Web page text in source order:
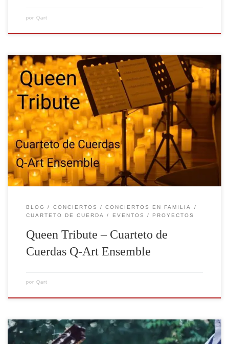
por Qart
Queen como nunca lo habías escuchado El Cuarteto de
Cuerdas Q-Art Ensemble transforma algunos de los
grandes éxitos de Queen en una experiencia diferente:
arreglos musicales que llevan al terreno clásico
canciones como Bohemian Raphsody, Another One Bites
The Dust o We Are The Champions. Cuatro músicas con
formación clásica […]
BLOG CONCIERTOS
CONCIERTOS EN FAMILIA
CUARTETO DE CUERDA
EVENTOS PROYECTOS
Queen Tribute – Cuarteto de
Cuerdas Q-Art Ensemble
por Qart